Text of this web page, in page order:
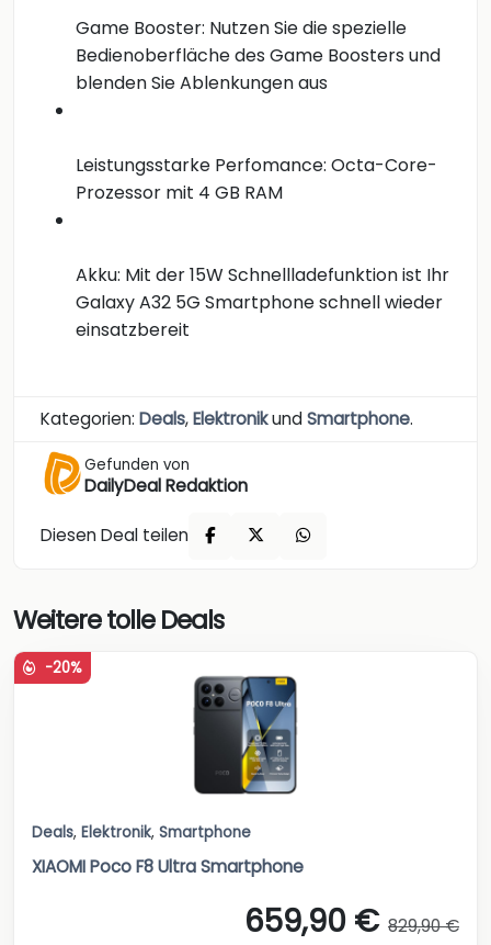
Game Booster: Nutzen Sie die spezielle
Bedienoberfläche des Game Boosters und
blenden Sie Ablenkungen aus
Leistungsstarke Perfomance: Octa-Core-
Prozessor mit 4 GB RAM
Akku: Mit der 15W Schnellladefunktion ist Ihr
Galaxy A32 5G Smartphone schnell wieder
einsatzbereit
Kategorien: Deals,ElektronikundSmartphone.
Gefunden von
DailyDeal Redaktion
Diesen Deal teilen
Weitere tolle Deals
-20%
Deals, Elektronik, Smartphone
XIAOMI Poco F8 Ultra Smartphone
659,90 € 829,90 €